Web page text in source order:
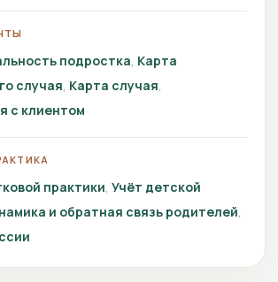
подростка Карта
случая Карта случая
с клиентом
практики Учёт детской
и обратная связь родителей